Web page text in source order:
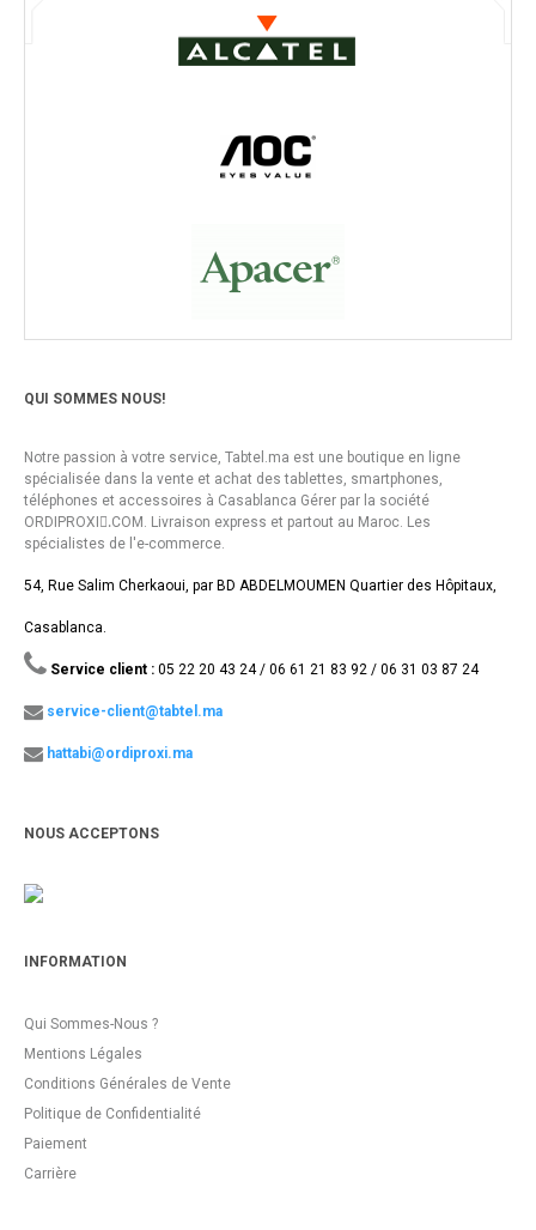
QUI SOMMES NOUS!
Notre passion à votre service, Tabtel.ma est une boutique en ligne
spécialisée dans la vente et achat des tablettes, smartphones,
téléphones et accessoires à Casablanca Gérer par la société
ORDIPROXI.ِCOM. Livraison express et partout au Maroc. Les
spécialistes de l'e-commerce.
54, Rue Salim Cherkaoui, par BD ABDELMOUMEN Quartier des Hôpitaux,
Casablanca.
Service client : 05 22 20 43 24 / 06 61 21 83 92 / 06 31 03 87 24
service-client@tabtel.ma
hattabi@ordiproxi.ma
NOUS ACCEPTONS
INFORMATION
Qui Sommes-Nous ?
Mentions Légales
Conditions Générales de Vente
Politique de Confidentialité
Paiement
Carrière